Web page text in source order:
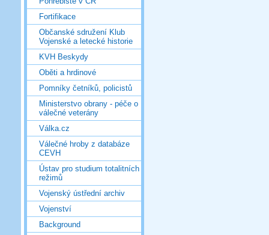
Fortifikace
Občanské sdružení Klub
Vojenské a letecké historie
KVH Beskydy
Oběti a hrdinové
Pomníky četníků, policistů
Ministerstvo obrany - péče o
válečné veterány
Válka.cz
Válečné hroby z databáze
CEVH
Ústav pro studium totalitních
režimů
Vojenský ústřední archiv
Vojenství
Background